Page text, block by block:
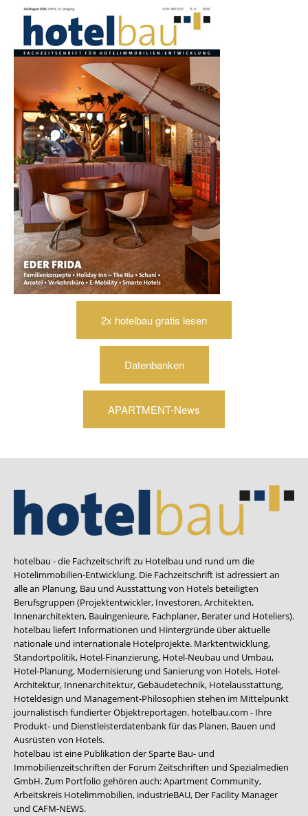
2x hotelbau gratis lesen
Datenbanken
APARTMENT-News
hotelbau - die Fachzeitschrift zu Hotelbau und rund um die
Hotelimmobilien-Entwicklung. Die Fachzeitschrift ist adressiert an
alle an Planung, Bau und Ausstattung von Hotels beteiligten
Berufsgruppen (Projektentwickler, Investoren, Architekten,
Innenarchitekten, Bauingenieure, Fachplaner, Berater und Hoteliers).
hotelbau liefert Informationen und Hintergründe über aktuelle
nationale und internationale Hotelprojekte. Marktentwicklung,
Standortpolitik, Hotel-Finanzierung, Hotel-Neubau und Umbau,
Hotel-Planung, Modernisierung und Sanierung von Hotels, Hotel-
Architektur, Innenarchitektur, Gebäudetechnik, Hotelausstattung,
Hoteldesign und Management-Philosophien stehen im Mittelpunkt
journalistisch fundierter Objektreportagen. hotelbau.com - Ihre
Produkt- und Dienstleisterdatenbank für das Planen, Bauen und
Ausrüsten von Hotels.
hotelbau ist eine Publikation der Sparte Bau- und
Immobilienzeitschriften der Forum Zeitschriften und Spezialmedien
GmbH. Zum Portfolio gehören auch:Apartment Community,
Arbeitskreis Hotelimmobilien, industrieBAU, Der Facility Manager
und CAFM-NEWS.